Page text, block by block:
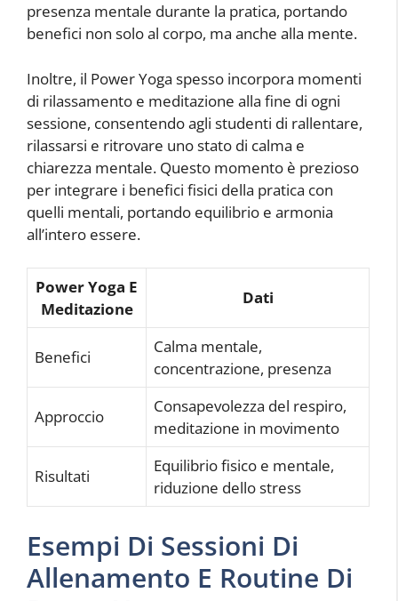
presenza mentale durante la pratica, portando
benefici non solo al corpo, ma anche alla mente.
Inoltre, il Power Yoga spesso incorpora momenti
di rilassamento e meditazione alla fine di ogni
sessione, consentendo agli studenti di rallentare,
rilassarsi e ritrovare uno stato di calma e
chiarezza mentale. Questo momento è prezioso
per integrare i benefici fisici della pratica con
quelli mentali, portando equilibrio e armonia
all’intero essere.
Power Yoga E
Meditazione
Dati
Benefici
Calma mentale,
concentrazione, presenza
Approccio
Consapevolezza del respiro,
meditazione in movimento
Risultati
Equilibrio fisico e mentale,
riduzione dello stress
Esempi Di Sessioni Di
Allenamento E Routine Di